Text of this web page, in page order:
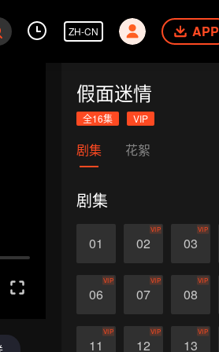
ZH-CN APP
假面迷情
全16集 VIP
剧集 花絮
剧集
01 02
VIP
03
VIP
06
VIP
07
VIP
08
VIP
11
VIP
12
VIP
13
VIP